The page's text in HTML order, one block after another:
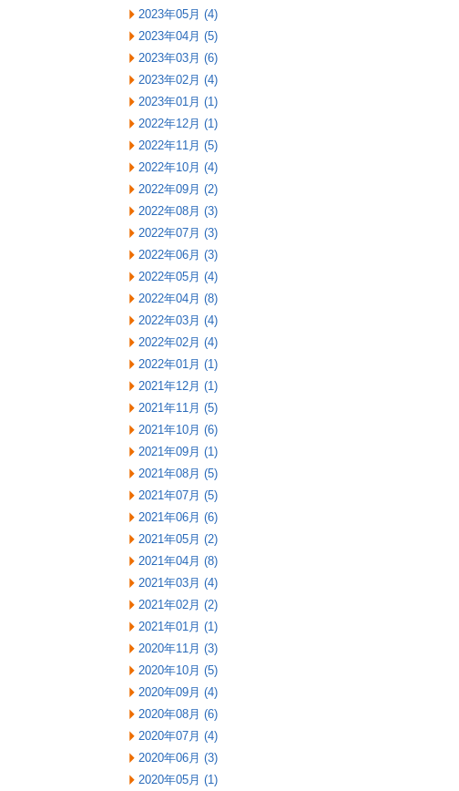
2023年05月 (4)
2023年04月 (5)
2023年03月 (6)
2023年02月 (4)
2023年01月 (1)
2022年12月 (1)
2022年11月 (5)
2022年10月 (4)
2022年09月 (2)
2022年08月 (3)
2022年07月 (3)
2022年06月 (3)
2022年05月 (4)
2022年04月 (8)
2022年03月 (4)
2022年02月 (4)
2022年01月 (1)
2021年12月 (1)
2021年11月 (5)
2021年10月 (6)
2021年09月 (1)
2021年08月 (5)
2021年07月 (5)
2021年06月 (6)
2021年05月 (2)
2021年04月 (8)
2021年03月 (4)
2021年02月 (2)
2021年01月 (1)
2020年11月 (3)
2020年10月 (5)
2020年09月 (4)
2020年08月 (6)
2020年07月 (4)
2020年06月 (3)
2020年05月 (1)